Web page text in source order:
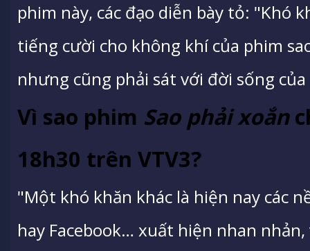
phim này, các đạo diễn bày tỏ: "Khó
tiếng cười cho không khí của phim
nhưng cũng phải sát với đời sống
Vì sao phim Sao phải xoắn
18h30 trên VTV3?
"Một khó khăn khác là hiện nay các
hay Facebook… xuất hiện nhan